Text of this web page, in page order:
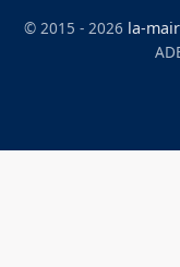
© 2015 - 2026 la-